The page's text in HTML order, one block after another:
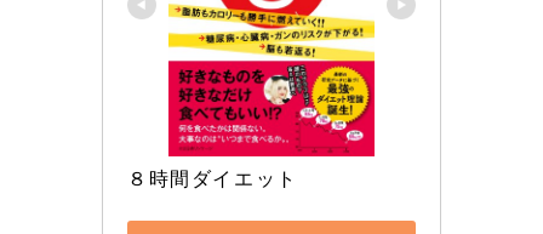
８時間ダイエット